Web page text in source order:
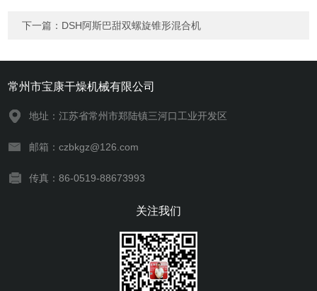
下一篇： DSH阿斯巴甜双螺旋锥形混合机
常州市宝康干燥机械有限公司
地址：江苏省常州市郑陆镇三河口工业开发区
邮箱：czbkgz@126.com
传真：86-0519-88673993
关注我们